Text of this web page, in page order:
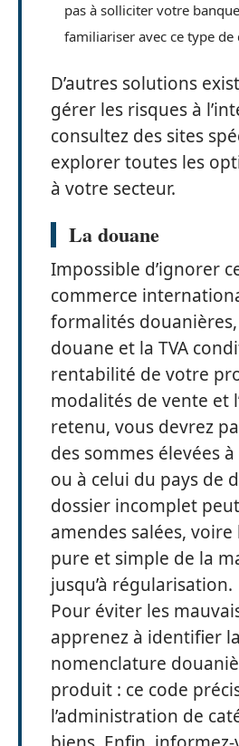
pas à solliciter votre
familiariser avec ce type de
D’autres solutions
gérer les risques à
consultez des sites
explorer toutes les
à votre secteur.
La douane
Impossible d’ignorer
commerce
formalités
douane et la TVA
rentabilité de votre
modalités de vente et
retenu, vous devrez
des sommes élevées à
ou à celui du pays de
dossier incomplet
amendes salées,
pure et simple de la
jusqu’à régularisation.
Pour éviter les
apprenez à identifier la
nomenclature
produit : ce code
l’administration de